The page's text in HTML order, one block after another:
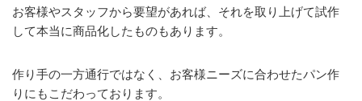
お客様やスタッフから要望があれば、それを取り上げて試作
して本当に商品化したものもあります。
作り手の一方通行ではなく、お客様ニーズに合わせたパン作
りにもこだわっております。